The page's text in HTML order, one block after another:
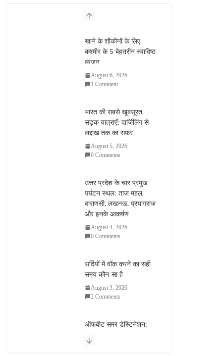
खाने के शौकीनों के लिए
कश्मीर के 5 बेहतरीन स्वादिष्ट
व्यंजन
August 6, 2026
1 Comment
भारत की सबसे खूबसूरत
सड़क यात्राएँ: दार्जिलिंग से
लद्दाख तक का सफर
August 5, 2026
0 Comments
उत्तर प्रदेश के चार प्रमुख
पर्यटन स्थल: ताज महल,
वाराणसी, लखनऊ, प्रयागराज
और इनके आकर्षण
August 4, 2026
0 Comments
सर्दियों में वॉक करने का सही
समय कौन-सा है
August 3, 2026
2 Comments
ऑफबीट समर डेस्टिनेशन:
जगहें – भीड़ से दूर छुट्टियां